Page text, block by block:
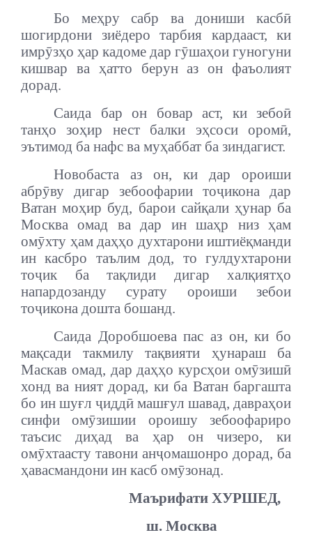
Бо меҳру сабр ва дониши касбӣ
шогирдони зиёдеро тарбия кардааст, ки
имрӯзҳо ҳар кадоме дар гӯшаҳои гуногуни
кишвар ва ҳатто берун аз он фаъолият
дорад.
Саида бар он бовар аст, ки зебоӣ
танҳо зоҳир нест балки эҳсоси оромӣ,
эътимод ба нафс ва муҳаббат ба зиндагист.
Новобаста аз он, ки дар ороиши
абрӯву дигар зебоофарии тоҷикона дар
Ватан моҳир буд, барои сайқали ҳунар ба
Москва омад ва дар ин шаҳр низ ҳам
омӯхту ҳам даҳҳо духтарони иштиёқманди
ин касбро таълим дод, то гулдухтарони
тоҷик ба тақлиди дигар халқиятҳо
напардозанду сурату ороиши зебои
тоҷикона дошта бошанд.
Саида Доробшоева пас аз он, ки бо
мақсади такмилу тақвияти ҳунараш ба
Маскав омад, дар даҳҳо курсҳои омӯзишӣ
хонд ва ният дорад, ки ба Ватан баргашта
бо ин шуғл ҷиддӣ машғул шавад, давраҳои
синфи омӯзишии ороишу зебоофариро
таъсис диҳад ва ҳар он чизеро, ки
омӯхтаасту тавони анҷомашонро дорад, ба
ҳавасмандони ин касб омӯзонад.
Маърифати ХУРШЕД,
ш. Москва